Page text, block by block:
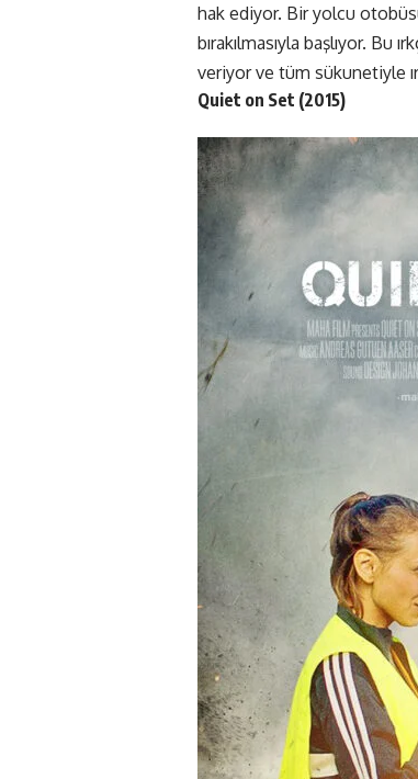
hak ediyor. Bir yolcu
bırakılmasıyla başlıyor. Bu
veriyor ve tüm sükunetiyle
Quiet on Set (2015)